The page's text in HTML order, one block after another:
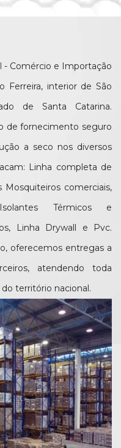
- Comércio e Importação
Ferreira, interior de São
de Santa Catarina.
de fornecimento seguro
a seco nos diversos
Linha completa de
Mosquiteiros comerciais,
Térmicos e
Linha Drywall e Pvc.
oferecemos entregas a
atendendo toda
território nacional.